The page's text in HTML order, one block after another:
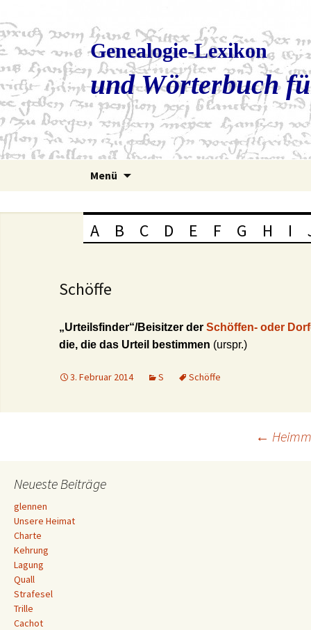
Genealogie-Lexikon
und Wörterbuch
Menü
A B C D E F G H I
Schöffe
„Urteilsfinder“/Beisitzer der Schöffen- oder
die, die das Urteil bestimmen (urspr.)
3. Februar 2014 S Schöffe
Navigation
←
Neueste Beiträge
glennen
Unsere Heimat
Charte
Kehrung
Lagung
Quall
Strafesel
Trille
Cachot